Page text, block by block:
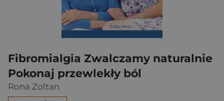
Fibromialgia Zwalczamy naturalnie
Pokonaj przewlekły ból
Rona Zoltan